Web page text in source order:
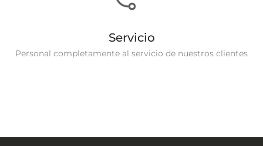
Servicio
Personal completamente al servicio de nuestros clientes